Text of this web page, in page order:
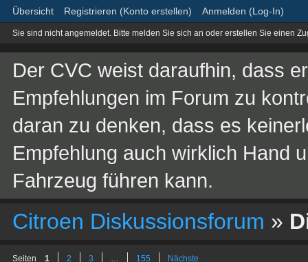
Übersicht Registrieren (Konto erstellen) Anmelden (Log-In)
Sie sind nicht angemeldet. Bitte melden Sie sich an oder erstellen Sie einen
Der CVC weist daraufhin, dass
Empfehlungen im Forum zu
daran zu denken, dass es
Empfehlung auch wirklich Hand
Fahrzeug führen kann.
Citroen Diskussionsforum »
Seiten 1 2 3 155 Nächste